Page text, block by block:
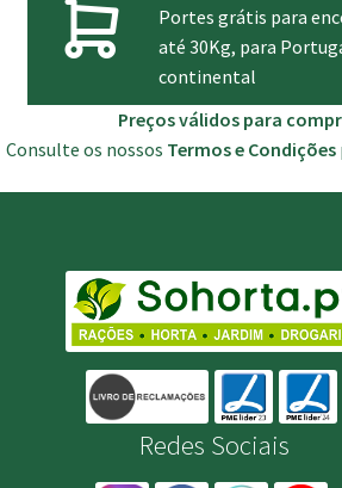
Portes grátis para
até 30Kg, para
continental
Preços válidos para
Consulte os nossos Termos e Condições
Redes Sociais